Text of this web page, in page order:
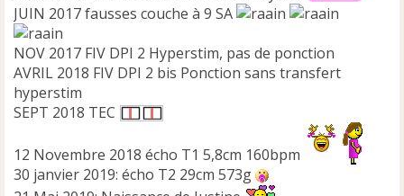
JUIN 2017 fausses couche à 9 SA
NOV 2017 FIV DPI 2 Hyperstim, pas de ponction
AVRIL 2018 FIV DPI 2 bis Ponction sans transfert
hyperstim
SEPT 2018 TEC
12 Novembre 2018 écho T1 5,8cm 160bpm
30 janvier 2019: écho T2 29cm 573g